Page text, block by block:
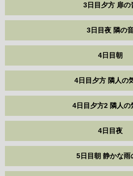
3日目夕方 扉の
3日目夜 隣の
4日目朝
4日目夕方 隣人の
4日目夕方2 隣人の
4日目夜
5日目朝 静かな雨